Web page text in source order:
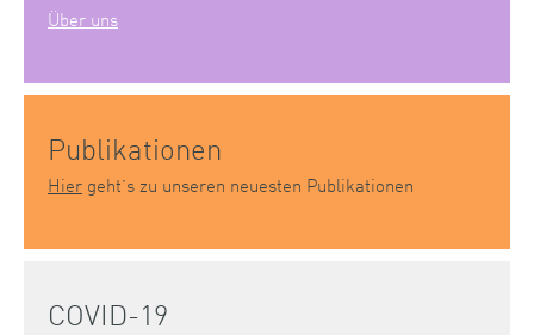
Über uns
Publikationen
Hier geht’s zu unseren neuesten Publikationen
COVID-19